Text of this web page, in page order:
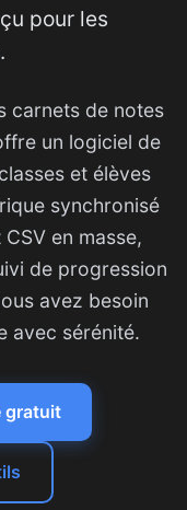
pour les
carnets de notes
un logiciel de
et élèves
synchronisé
en masse,
de progression
avez besoin
avec sérénité.
gratuit